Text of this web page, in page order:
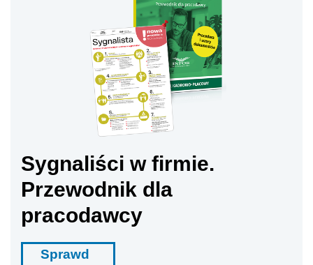
Sygnaliści w firmie.
Przewodnik dla
pracodawcy
Sprawd